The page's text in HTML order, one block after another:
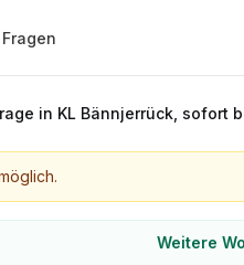
in KL Bännjerrück, sofort
Weitere